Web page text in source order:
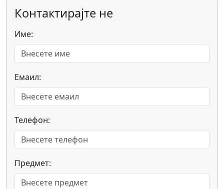
Контактирајте не
Име:
Емаил:
Телефон:
Предмет: